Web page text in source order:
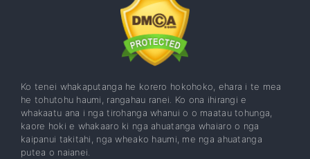
Ko tenei whakaputanga he korero hokohoko, ehara i te mea
he tohutohu haumi, rangahau ranei. Ko ona ihirangi e
whakaatu ana i nga tirohanga whanui o o maatau tohunga,
kaore hoki e whakaaro ki nga ahuatanga whaiaro o nga
kaipanui takitahi, nga wheako haumi, me nga ahuatanga
putea o naianei.